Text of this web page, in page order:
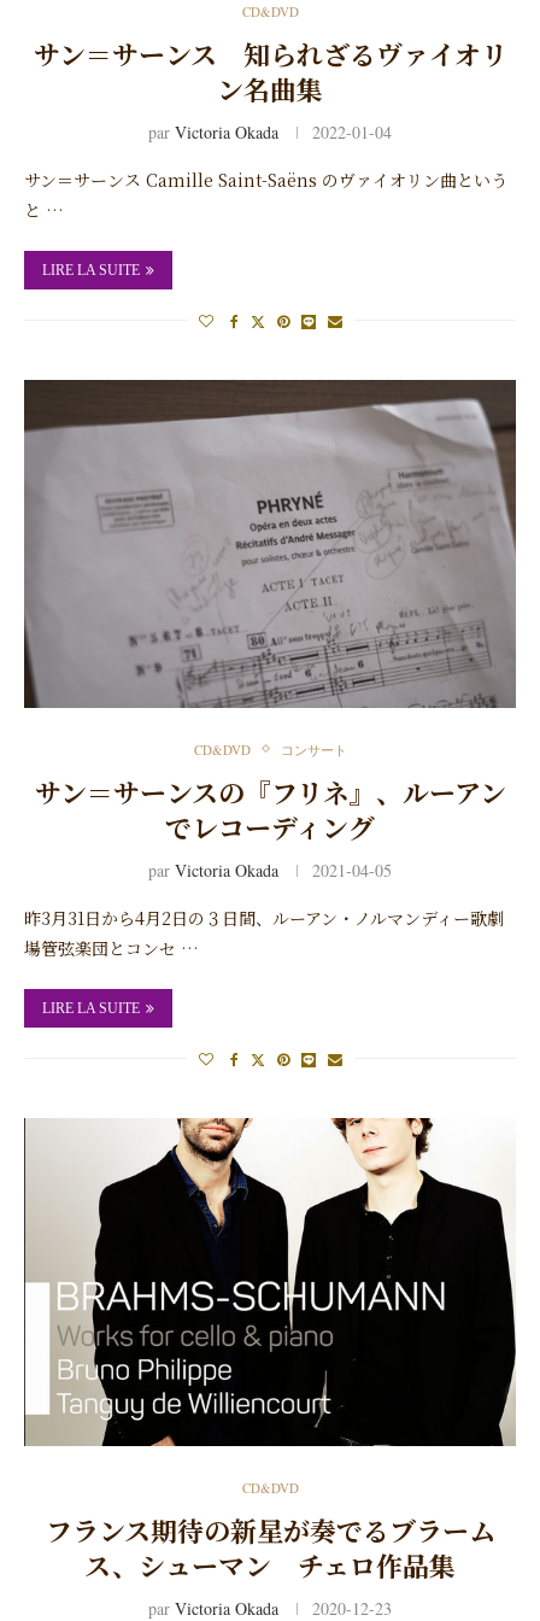
CD&DVD
サン＝サーンス 知られざるヴァイオリ
ン名曲集
par Victoria Okada 2022-01-04
サン＝サーンス Camille Saint-Saëns のヴァイオリン曲という
と …
LIRE LA SUITE
CD&DVD コンサート
サン＝サーンスの『フリネ』、ルーアン
でレコーディング
par Victoria Okada 2021-04-05
昨3月31日から4月2日の３日間、ルーアン・ノルマンディー歌劇
場管弦楽団とコンセ …
LIRE LA SUITE
CD&DVD
フランス期待の新星が奏でるブラーム
ス、シューマン チェロ作品集
par Victoria Okada 2020-12-23